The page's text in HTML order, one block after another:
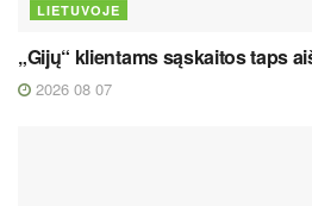
LIETUVOJE
„Gijų“ klientams sąskaitos taps
2026 08 07